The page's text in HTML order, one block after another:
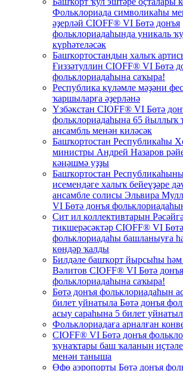
Фольклориада символикаһы
әҙерләй CIOFF® VI Бөтә донъя
фольклориадаһында уникаль
күрһәтеләсәк
Башҡортостандың халыҡ
Ғиззәтуллин CIOFF® VI Бөтә
фольклориадаһына саҡыра!
Республика күләмле мәҙәни
ҡаршыларға әҙерләнә
Үзбәкстан CIOFF® VI Бөтә
фольклориадаһына 65 йыллыҡ
ансамбль менән киләсәк
Башҡортостан Республикаһы
министры Андрей Назаров
кәңәшмә уҙҙы
Башҡортостан
исемендәге халыҡ бейеүҙәре
ансамбле солисы Эльвира
VI Бөтә донъя
Сит ил коллективтарын
тикшерәсәктәр CIOFF® VI
фольклориадаһы башланыуға
көндәр ҡалды
Билдәле башҡорт йырсыһы
Вәлитов CIOFF® VI Бөтә донъя
фольклориадаһына саҡыра!
Бөтә донъя фольклориадаһын
билет уйнатыла Бөтә донъя
асыу сараһына 5 билет
Фольклориадаға арналған
CIOFF® VI Бөтә донъя
ҡунаҡтары баш ҡаланың
менән таныша
Өфө аэропорты Бөтә донъя